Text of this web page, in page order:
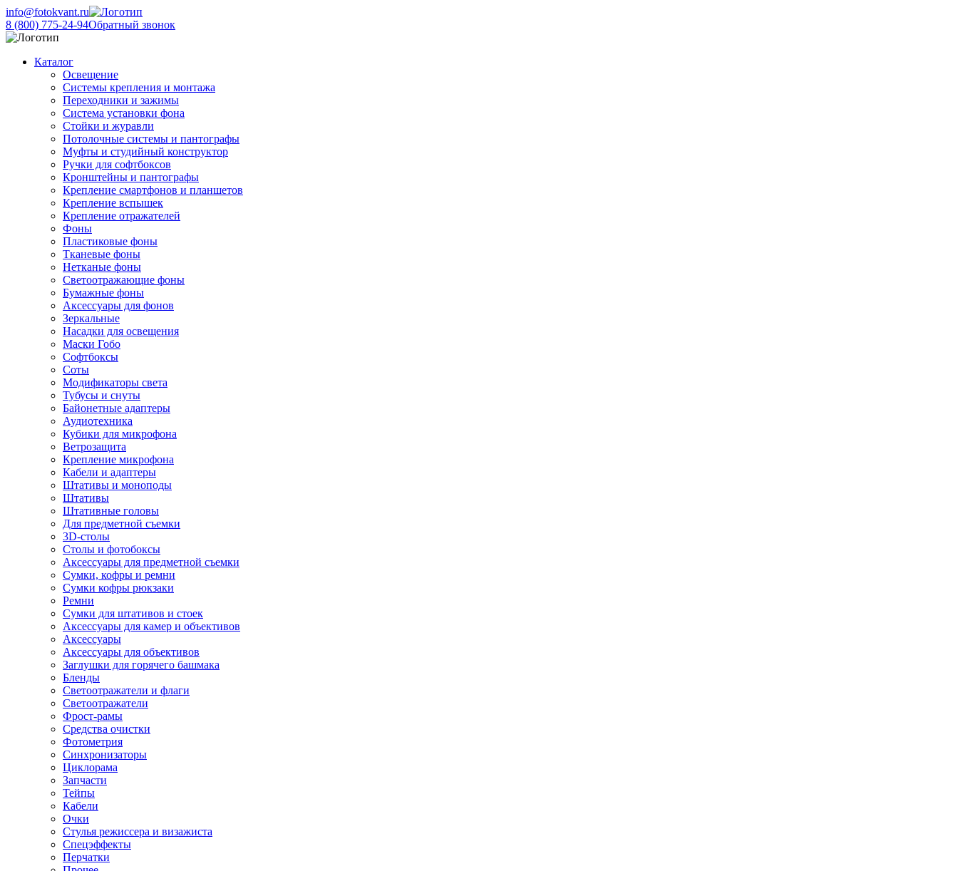
info@fotokvant.ru
8 (800) 775-24-94Обратный звонок
Каталог
Освещение
Системы крепления и монтажа
Переходники и зажимы
Система установки фона
Стойки и журавли
Потолочные системы и пантографы
Муфты и студийный конструктор
Ручки для софтбоксов
Кронштейны и пантографы
Крепление смартфонов и планшетов
Крепление вспышек
Крепление отражателей
Фоны
Пластиковые фоны
Тканевые фоны
Нетканые фоны
Светоотражающие фоны
Бумажные фоны
Аксессуары для фонов
Зеркальные
Насадки для освещения
Маски Гобо
Софтбоксы
Соты
Модификаторы света
Тубусы и снуты
Байонетные адаптеры
Аудиотехника
Кубики для микрофона
Ветрозащита
Крепление микрофона
Кабели и адаптеры
Штативы и моноподы
Штативы
Штативные головы
Для предметной съемки
3D-столы
Столы и фотобоксы
Аксессуары для предметной съемки
Сумки, кофры и ремни
Сумки кофры рюкзаки
Ремни
Сумки для штативов и стоек
Аксессуары для камер и объективов
Аксессуары
Аксессуары для объективов
Заглушки для горячего башмака
Бленды
Светоотражатели и флаги
Светоотражатели
Фрост-рамы
Средства очистки
Фотометрия
Синхронизаторы
Циклорама
Запчасти
Тейпы
Кабели
Очки
Стулья режиссера и визажиста
Спецэффекты
Перчатки